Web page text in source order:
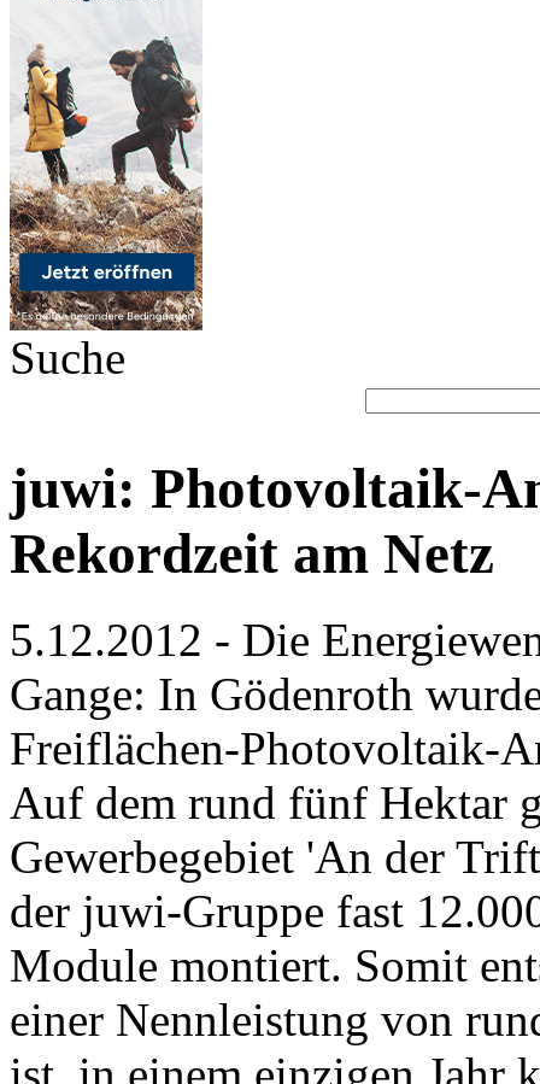
Suche
juwi: Photovoltaik-
Rekordzeit am Netz
5.12.2012 - Die
Gange: In Gödenroth
Freiflächen-Photovoltaik-
Auf dem rund fünf Hektar
Gewerbegebiet 'An der
der juwi-Gruppe fast
Module montiert. Somit
einer Nennleistung von
ist, in einem einzigen Jahr